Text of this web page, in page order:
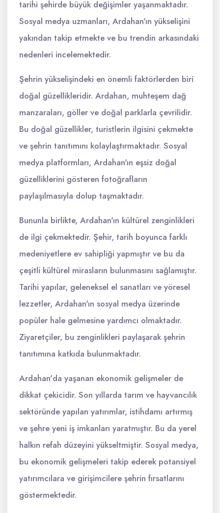
tarihi şehirde büyük değişimler yaşanmaktadır.
Sosyal medya uzmanları, Ardahan'ın yükselişini
yakından takip etmekte ve bu trendin arkasındaki
nedenleri incelemektedir.
Şehrin yükselişindeki en önemli faktörlerden biri
doğal güzellikleridir. Ardahan, muhteşem dağ
manzaraları, göller ve doğal parklarla çevrilidir.
Bu doğal güzellikler, turistlerin ilgisini çekmekte
ve şehrin tanıtımını kolaylaştırmaktadır. Sosyal
medya platformları, Ardahan'ın eşsiz doğal
güzelliklerini gösteren fotoğrafların
paylaşılmasıyla dolup taşmaktadır.
Bununla birlikte, Ardahan'ın kültürel zenginlikleri
de ilgi çekmektedir. Şehir, tarih boyunca farklı
medeniyetlere ev sahipliği yapmıştır ve bu da
çeşitli kültürel mirasların bulunmasını sağlamıştır.
Tarihi yapılar, geleneksel el sanatları ve yöresel
lezzetler, Ardahan'ın sosyal medya üzerinde
popüler hale gelmesine yardımcı olmaktadır.
Ziyaretçiler, bu zenginlikleri paylaşarak şehrin
tanıtımına katkıda bulunmaktadır.
Ardahan'da yaşanan ekonomik gelişmeler de
dikkat çekicidir. Son yıllarda tarım ve hayvancılık
sektöründe yapılan yatırımlar, istihdamı artırmış
ve şehre yeni iş imkanları yaratmıştır. Bu da yerel
halkın refah düzeyini yükseltmiştir. Sosyal medya,
bu ekonomik gelişmeleri takip ederek potansiyel
yatırımcılara ve girişimcilere şehrin fırsatlarını
göstermektedir.